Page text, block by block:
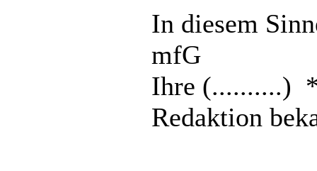
In diesem
mfG
Ihre (..........) *
Redaktion